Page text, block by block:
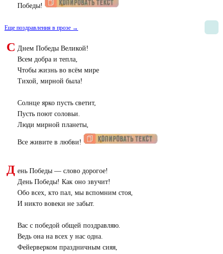
Победы!
Еще поздравления в прозе →
С Днем Победы Великой!
Всем добра и тепла,
Чтобы жизнь во всём мире
Тихой, мирной была!
Солнце ярко пусть светит,
Пусть поют соловьи.
Люди мирной планеты,
Все живите в любви!
Д ень Победы — слово дорогое!
День Победы! Как оно звучит!
Обо всех, кто пал, мы вспомним стоя,
И никто вовеки не забыт.
Вас с победой общей поздравляю.
Ведь она на всех у нас одна.
Фейерверком праздничным сияя,